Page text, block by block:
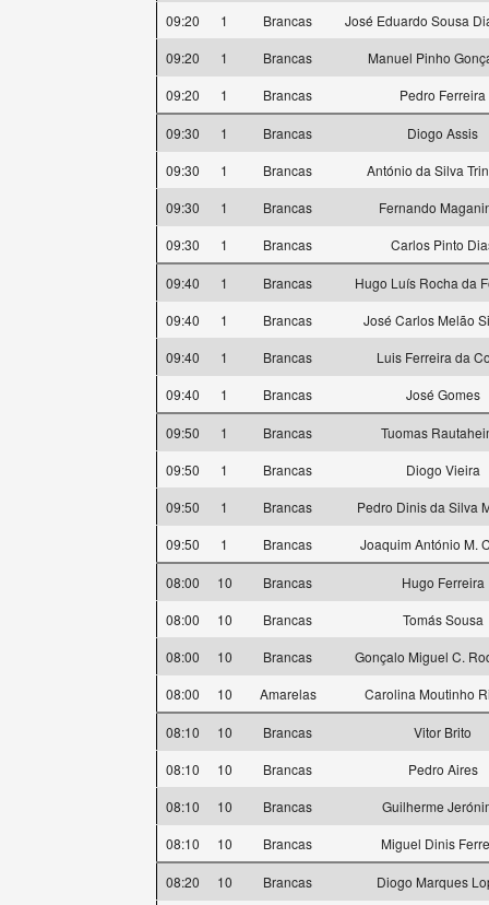
09:20
1 Brancas
José Eduardo Sousa
09:20
1 Brancas
Manuel Pinho
09:20
1 Brancas Pedro Ferreira
09:30 1 Brancas
Diogo Assis
09:30
1 Brancas
António da Silva
09:30
1 Brancas
Fernando
09:30
1 Brancas Carlos Pinto
09:40 1 Brancas
Hugo Luís Rocha da
09:40
1 Brancas
José Carlos Melão
09:40
1 Brancas
Luis Ferreira da
09:40
1 Brancas José Gomes
09:50 1 Brancas
Tuomas
09:50
1 Brancas
Diogo Vieira
09:50
1 Brancas
Pedro Dinis da Silva
09:50
1 Brancas Joaquim António M.
08:00 10 Brancas
Hugo Ferreira
08:00
10 Brancas
Tomás Sousa
08:00
10 Brancas
Gonçalo Miguel C.
08:00
10 Amarelas Carolina Moutinho
08:10 10 Brancas
Vitor Brito
08:10
10 Brancas
Pedro Aires
08:10
10 Brancas
Guilherme
08:10
10 Brancas Miguel Dinis
08:20 10 Brancas Diogo Marques